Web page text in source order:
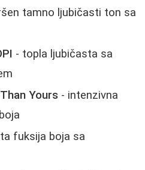
tamno ljubičasti ton sa
- topla ljubičasta sa
Yours - intenzivna
fuksija boja sa